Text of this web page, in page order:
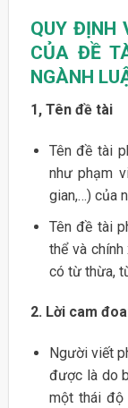
QUY ĐỊNH
CỦA ĐỀ
NGÀNH
1, Tên đề tài
Tên đề tài
như phạm
gian,…) của
Tên đề tài
thể và
có từ thừa,
2. Lời cam
Người viết
được là do
một thái độ